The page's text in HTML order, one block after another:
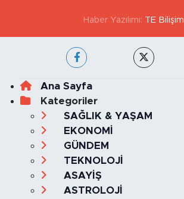
Haber Yazılımı: TE Bilişim
Ana Sayfa
Kategoriler
SAĞLIK & YAŞAM
EKONOMİ
GÜNDEM
TEKNOLOJİ
ASAYİŞ
ASTROLOJİ